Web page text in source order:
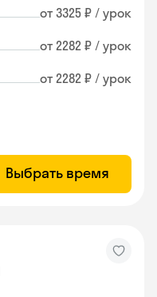
от 3325 ₽ / урок
от 2282 ₽ / урок
от 2282 ₽ / урок
Выбрать время